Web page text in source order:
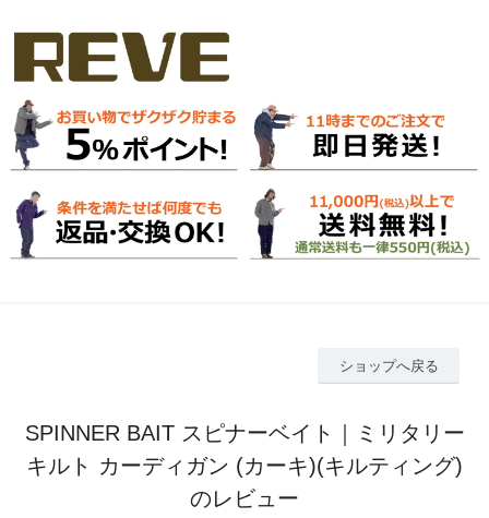
ショップへ戻る
SPINNER BAIT スピナーベイト｜ミリタリー
キルト カーディガン (カーキ)(キルティング)
のレビュー